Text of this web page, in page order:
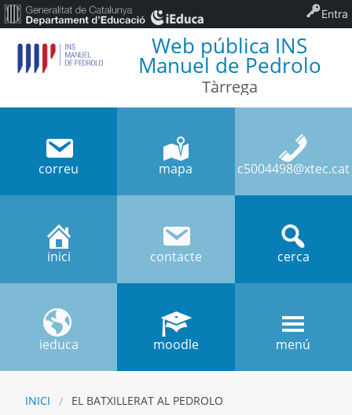
Web pública INS
Manuel de Pedrolo
Tàrrega
correu mapa c5004498@xtec.cat
inici contacte cerca
ieduca moodle menú
INICI EL BATXILLERAT AL PEDROLO
Entra